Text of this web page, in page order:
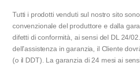
Tutti i prodotti venduti sul nostro sito
convenzionale del produttore e dalla
difetti di conformità, ai sensi del DL 24/
dell’assistenza in garanzia, il Cliente
(o il DDT). La garanzia di 24 mesi ai